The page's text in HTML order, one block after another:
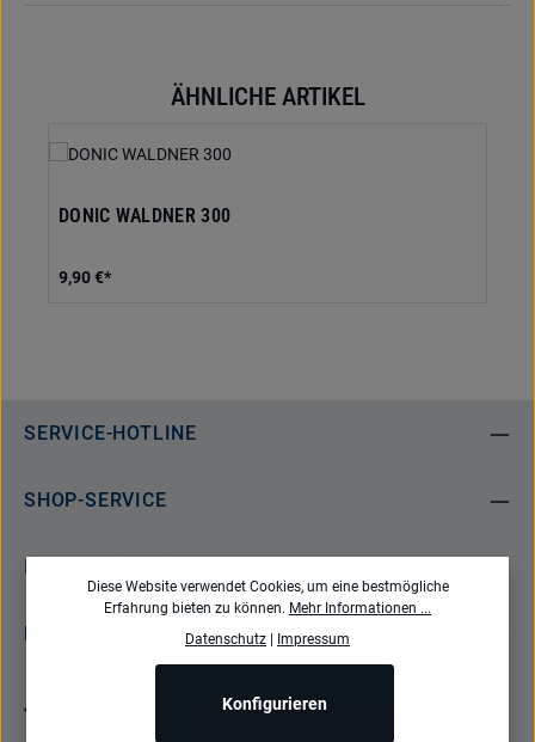
Produktgalerie überspringenÄHNLICHE ARTIKEL
DONIC WALDNER 300
9,90 €*
SERVICE-HOTLINE
SHOP-SERVICE
Diese Website verwendet Cookies, um eine bestmögliche
Erfahrung bieten zu können. Mehr Informationen ...
Datenschutz | Impressum
Konfigurieren